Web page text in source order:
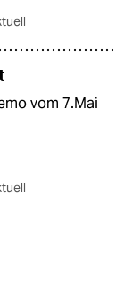
vom 7.Mai